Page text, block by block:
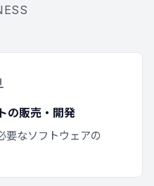
の販売・開発
要なソフトウェアの